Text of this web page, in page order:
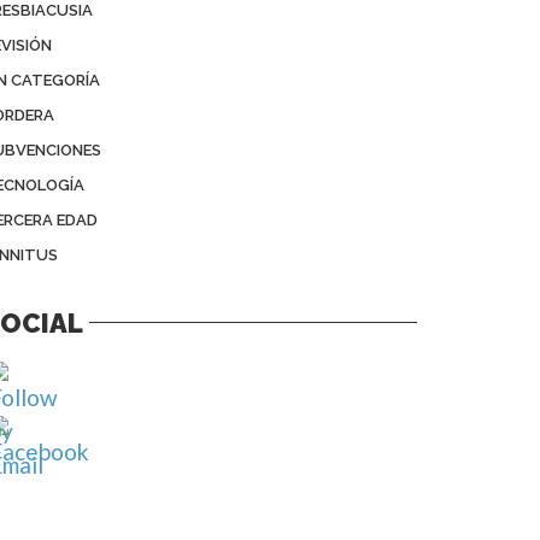
CATEGORÍA
EDAD